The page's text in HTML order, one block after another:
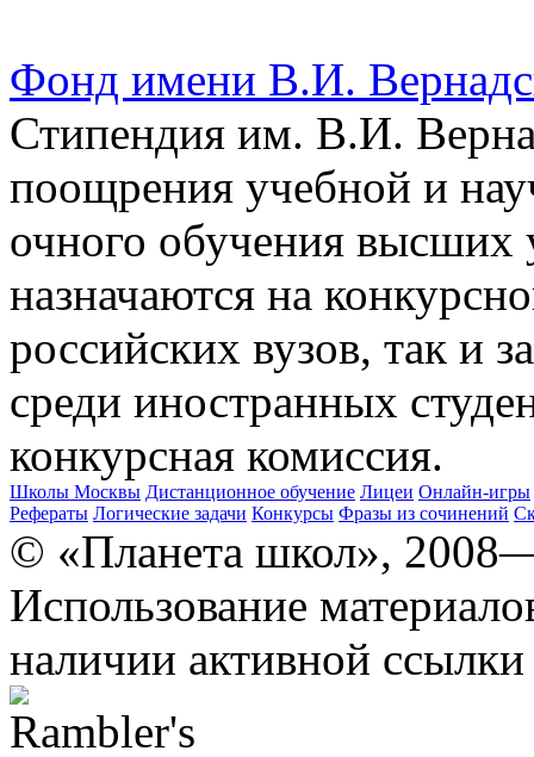
Фонд имени В.И.
Стипендия им. В.И.
поощрения учебной и
очного обучения высших
назначаются на
российских вузов, так и
среди иностранных
конкурсная комиссия.
Школы Москвы Дистанционное обучение Лицеи Онлайн-игры
Рефераты Логические задачи Конкурсы Фразы из сочинений
© «Планета школ»,
Использование
наличии активной